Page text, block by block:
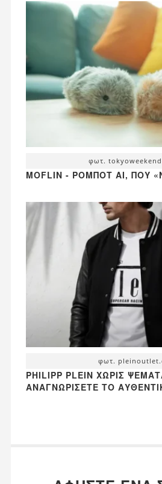
φωτ.
MOFLIN - ΡΟΜΠΌΤ AI, ΠΟΥ
φωτ.
PHILIPP PLEIN ΧΩΡΊΣ
ΑΝΑΓΝΩΡΊΣΕΤΕ ΤΟ